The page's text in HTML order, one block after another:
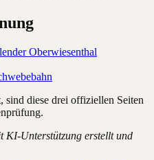
Oberwiesenthal
sind diese drei offiziellen Seiten
KI-Unterstützung erstellt und